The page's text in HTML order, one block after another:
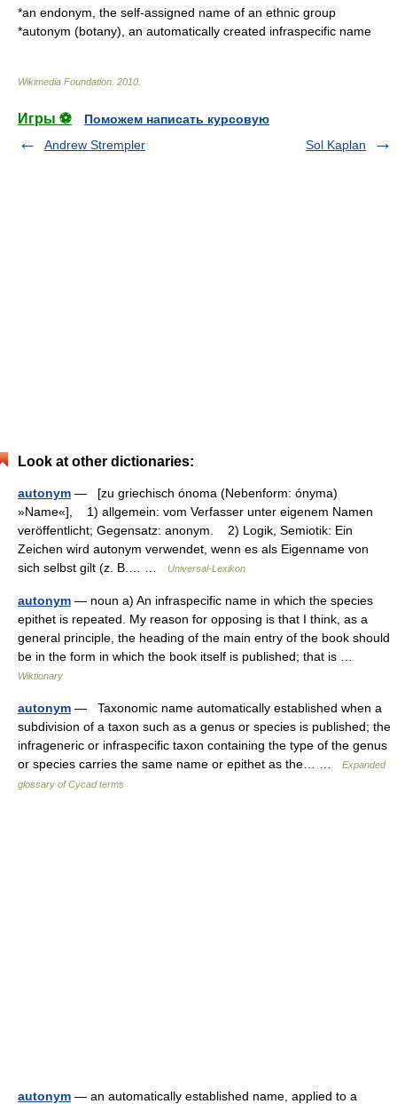
*an endonym , the self-assigned name of an ethnic group
*autonym (botany) , an automatically created infraspecific name
Wikimedia Foundation 2010
Игры ⚽
Поможем написать курсовую
Andrew Strempler
Sol Kaplan
Look at other dictionaries:
autonym — [zu griechisch ónoma (Nebenform: ónyma)
»Name«], 1) allgemein: vom Verfasser unter eigenem Namen
veröffentlicht; Gegensatz: anonym. 2) Logik, Semiotik: Ein
Zeichen wird autonym verwendet, wenn es als Eigenname von
sich selbst gilt (z. B.… …
Universal-Lexikon
autonym — noun a) An infraspecific name in which the species
epithet is repeated. My reason for opposing is that I think, as a
general principle, the heading of the main entry of the book should
be in the form in which the book itself is published; that is …
Wiktionary
autonym — Taxonomic name automatically established when a
subdivision of a taxon such as a genus or species is published; the
infrageneric or infraspecific taxon containing the type of the genus
or species carries the same name or epithet as the… …
Expanded
glossary of Cycad terms
autonym — an automatically established name, applied to a